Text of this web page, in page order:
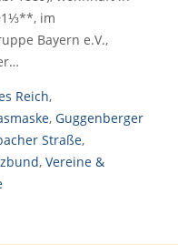
im
Bayern e.V.,
Reich,
, Guggenberger
Straße,
, Vereine &